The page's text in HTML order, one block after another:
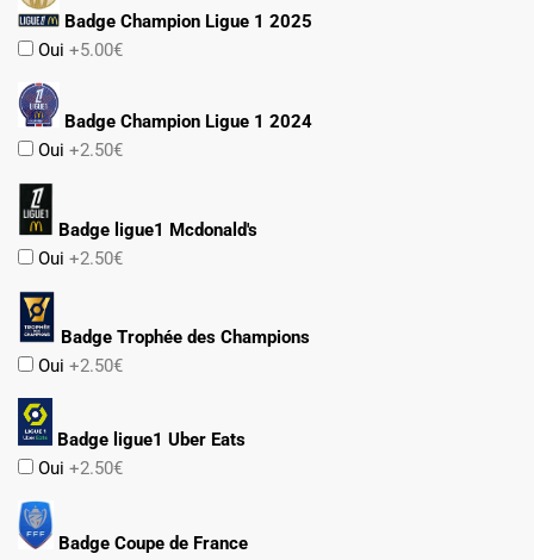
Badge Champion Ligue 1 2025
Oui +5.00€
Badge Champion Ligue 1 2024
Oui +2.50€
Badge ligue1 Mcdonald's
Oui +2.50€
Badge Trophée des Champions
Oui +2.50€
Badge ligue1 Uber Eats
Oui +2.50€
Badge Coupe de France